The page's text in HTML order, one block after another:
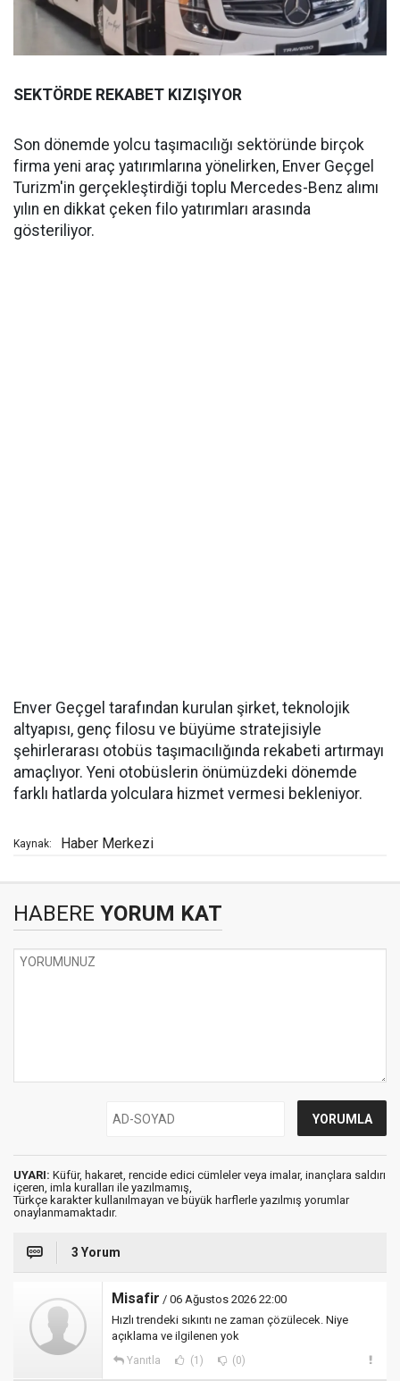
SEKTÖRDE REKABET KIZIŞIYOR
Son dönemde yolcu taşımacılığı sektöründe birçok
firma yeni araç yatırımlarına yönelirken, Enver Geçgel
Turizm'in gerçekleştirdiği toplu Mercedes-Benz alımı
yılın en dikkat çeken filo yatırımları arasında
gösteriliyor.
Enver Geçgel tarafından kurulan şirket, teknolojik
altyapısı, genç filosu ve büyüme stratejisiyle
şehirlerarası otobüs taşımacılığında rekabeti artırmayı
amaçlıyor. Yeni otobüslerin önümüzdeki dönemde
farklı hatlarda yolculara hizmet vermesi bekleniyor.
Kaynak: Haber Merkezi
HABERE YORUM KAT
UYARI: Küfür, hakaret, rencide edici cümleler veya imalar, inançlara saldırı
içeren, imla kuralları ile yazılmamış,
Türkçe karakter kullanılmayan ve büyük harflerle yazılmış yorumlar
onaylanmamaktadır.
3 Yorum
Misafir / 06 Ağustos 2026 22:00
Hızlı trendeki sıkıntı ne zaman çözülecek. Niye
açıklama ve ilgilenen yok
Yanıtla (1) (0)